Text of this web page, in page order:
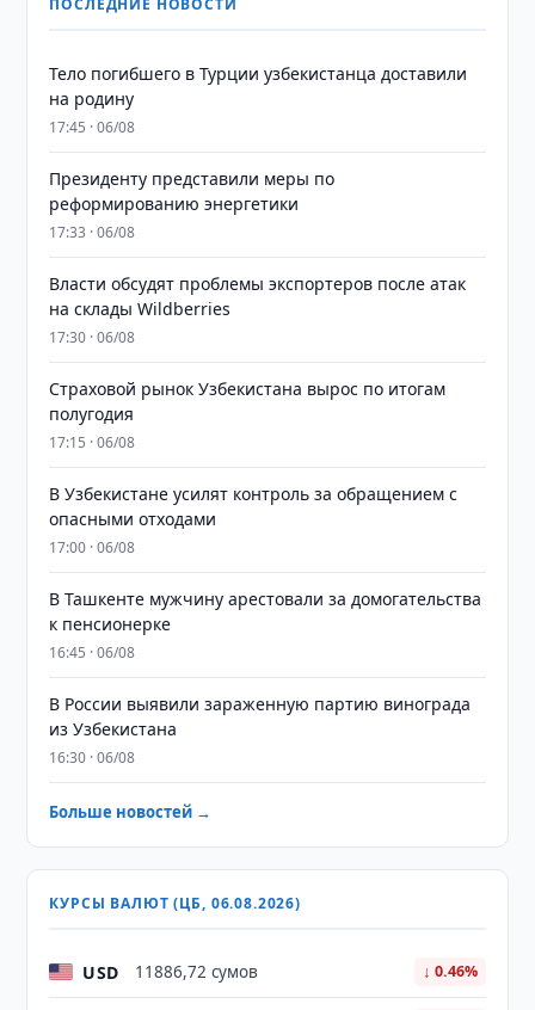
ПОСЛЕДНИЕ НОВОСТИ
Тело погибшего в Турции узбекистанца доставили
на родину
17:45 · 06/08
Президенту представили меры по
реформированию энергетики
17:33 · 06/08
Власти обсудят проблемы экспортеров после атак
на склады Wildberries
17:30 · 06/08
Страховой рынок Узбекистана вырос по итогам
полугодия
17:15 · 06/08
В Узбекистане усилят контроль за обращением с
опасными отходами
17:00 · 06/08
В Ташкенте мужчину арестовали за домогательства
к пенсионерке
16:45 · 06/08
В России выявили зараженную партию винограда
из Узбекистана
16:30 · 06/08
Больше новостей →
КУРСЫ ВАЛЮТ (ЦБ, 06.08.2026)
USD 11886,72 сумов ↓ 0.46%